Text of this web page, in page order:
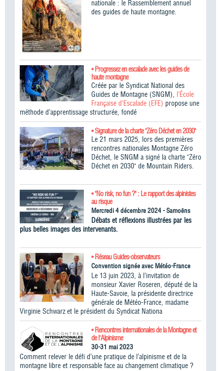
nationale : le Rassemblement annuel
des guides de haute montagne.
• Progressez en escalade avec les guides de
haute montagne
Créée par le Syndicat National des
Guides de Montagne (SNGM), l’École
Française d’Escalade (EFE) propose une
méthode d’apprentissage structurée, fondé
• Signature de la charte "Zéro Déchet en 2030"
Le 21 mars 2025, lors des premières
rencontres nationales Montagne Zéro
Déchet, le SNGM a signé la charte "Zéro
Déchet en 2030" de Mountain Riders.
• "No risk, no fun ?" : Le rapport des alpinistes
au risque
Mercredi 4 décembre 2024 - Samoëns
Débats et réflexions illustrées par les
plus belles images des intervenants.
• Réseau Guides-observateurs
Convention signée avec Météo-France
Le 13 juin 2023, à l’invitation de
monsieur Xavier Roseren, député de la
Haute-Savoie, la présidente directrice
générale de Météo-France, madame
Virginie Schwarz et le président du Syndicat Nationa
• Rencontres internationales de la Montagne et
de l'Alpinisme
30-31 mai 2023
Comment relever le défi d’une pratique de l’alpinisme et de la
montagne libre et responsable face au changement climatique ?